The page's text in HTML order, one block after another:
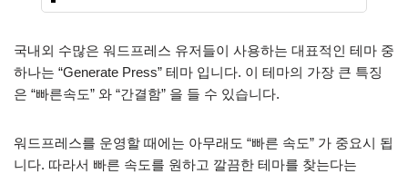
국내외 수많은 워드프레스 유저들이 사용하는 대표적인 테마 중
하나는 “Generate Press” 테마 입니다. 이 테마의 가장 큰 특징
은 “빠른속도” 와 “간결함” 을 들 수 있습니다.
워드프레스를 운영할 때에는 아무래도 “빠른 속도” 가 중요시 됩
니다. 따라서 빠른 속도를 원하고 깔끔한 테마를 찾는다는